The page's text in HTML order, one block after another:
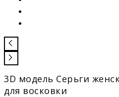
3D модель Серьги
для восковки